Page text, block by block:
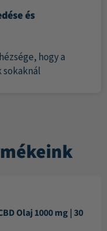
és
hogy a
sokaknál
Olaj 1000 mg | 30